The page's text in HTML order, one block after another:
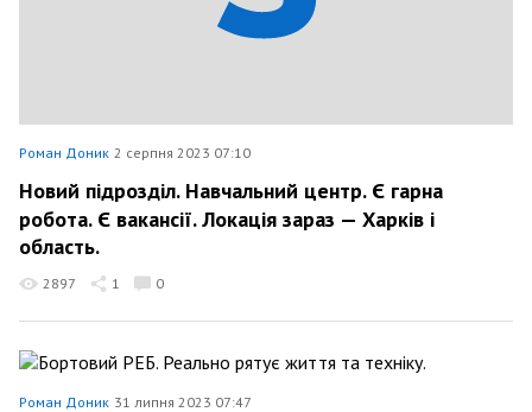
Роман Доник 2 серпня 2023 07:10
Новий підрозділ. Навчальний центр. Є гарна
робота. Є вакансії. Локація зараз — Харків і
область.
2897 1 0
Роман Доник 31 липня 2023 07:47